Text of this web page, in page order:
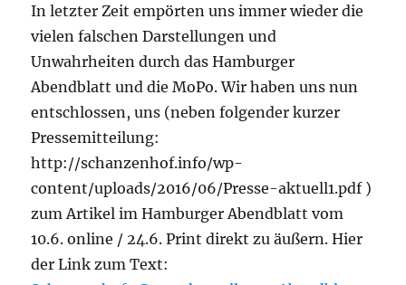
In letzter Zeit empörten uns immer wieder die
vielen falschen Darstellungen und
Unwahrheiten durch das Hamburger
Abendblatt und die MoPo. Wir haben uns nun
entschlossen, uns (neben folgender kurzer
Pressemitteilung:
http://schanzenhof.info/wp-
content/uploads/2016/06/Presse-aktuell1.pdf )
zum Artikel im Hamburger Abendblatt vom
10.6. online / 24.6. Print direkt zu äußern. Hier
der Link zum Text: